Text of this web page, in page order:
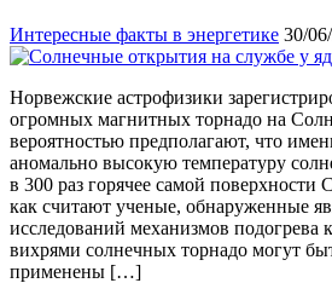
Интересные факты в энергетике 30/
Норвежские астрофизики
огромных магнитных торнадо на
вероятностью предполагают, что
аномально высокую температуру
в 300 раз горячее самой
как считают ученые, обнаруженные
исследований механизмов
вихрями солнечных торнадо могут
применены […]